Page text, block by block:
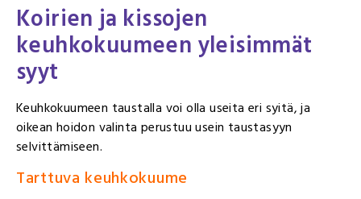
Koirien ja kissojen
keuhkokuumeen yleisimmät
syyt
Keuhkokuumeen taustalla voi olla useita eri syitä, ja
oikean hoidon valinta perustuu usein taustasyyn
selvittämiseen.
Tarttuva keuhkokuume